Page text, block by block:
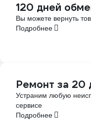
120 дней
Вы можете вернуть
Подробнее
Ремонт за 20
Устраним любую
сервисе
Подробнее